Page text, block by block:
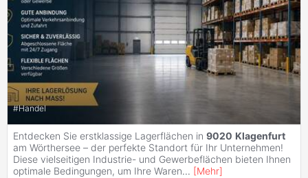
#Handel
Entdecken Sie erstklassige Lagerflächen in 9020 Klagenfurt
am Wörthersee – der perfekte Standort für Ihr Unternehmen!
Diese vielseitigen Industrie- und Gewerbeflächen bieten Ihnen
optimale Bedingungen, um Ihre Waren... [Mehr]